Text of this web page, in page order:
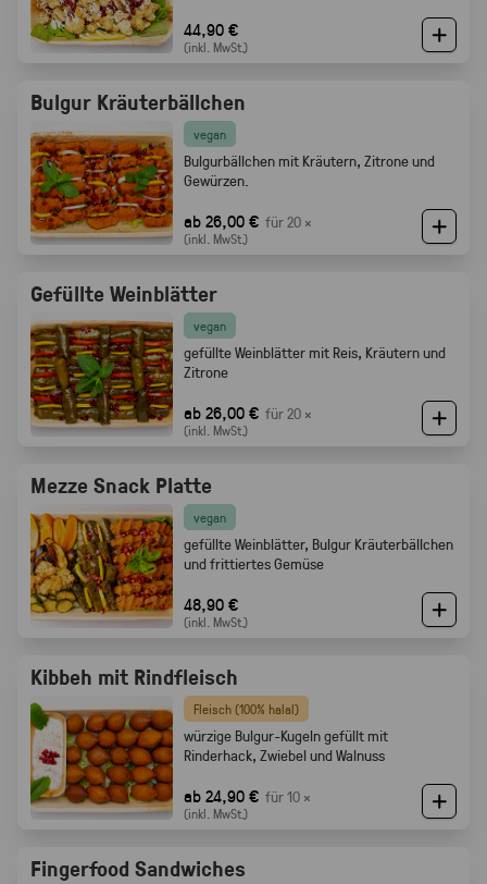
44,90 €
(inkl. MwSt.)
Bulgur Kräuterbällchen
vegan
Bulgurbällchen mit Kräutern, Zitrone und
Gewürzen.
ab 26,00 € für 20 ×
(inkl. MwSt.)
Gefüllte Weinblätter
vegan
gefüllte Weinblätter mit Reis, Kräutern und
Zitrone
ab 26,00 € für 20 ×
(inkl. MwSt.)
Mezze Snack Platte
vegan
gefüllte Weinblätter, Bulgur Kräuterbällchen
und frittiertes Gemüse
48,90 €
(inkl. MwSt.)
Kibbeh mit Rindfleisch
Fleisch (100% halal)
würzige Bulgur-Kugeln gefüllt mit
Rinderhack, Zwiebel und Walnuss
ab 24,90 € für 10 ×
(inkl. MwSt.)
Fingerfood Sandwiches